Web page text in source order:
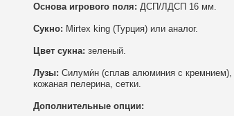
Основа игрового поля: ДСП/ЛДСП 16 мм.
Сукно: Mirtex king (Турция) или аналог.
Цвет сукна: зеленый.
Лузы: Силуми́н (сплав алюминия с кремнием),
кожаная пелерина, сетки.
Дополнительные опции: